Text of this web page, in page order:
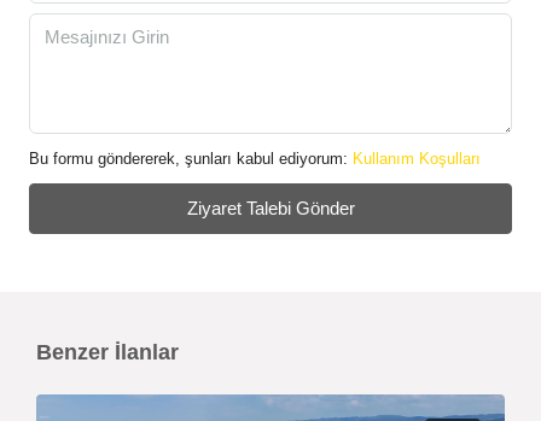
Bu formu göndererek, şunları kabul ediyorum: Kullanım Koşulları
Ziyaret Talebi Gönder
Benzer İlanlar